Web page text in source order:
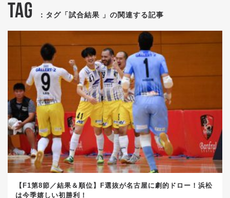
TAG ：タグ「試合結果 」の関連する記事
【F1第8節／結果＆順位】F選抜が名古屋に劇的ドロー！浜松
は今季嬉しい初勝利！